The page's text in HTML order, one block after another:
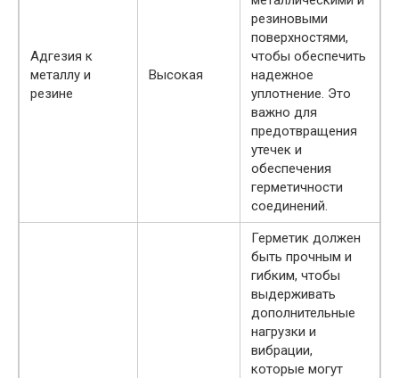
Адгезия к
металлу и
резине
Высокая
резиновыми
поверхностями,
чтобы обеспечить
надежное
уплотнение. Это
важно для
предотвращения
утечек и
обеспечения
герметичности
соединений.
Герметик должен
быть прочным и
гибким, чтобы
выдерживать
дополнительные
нагрузки и
вибрации,
которые могут